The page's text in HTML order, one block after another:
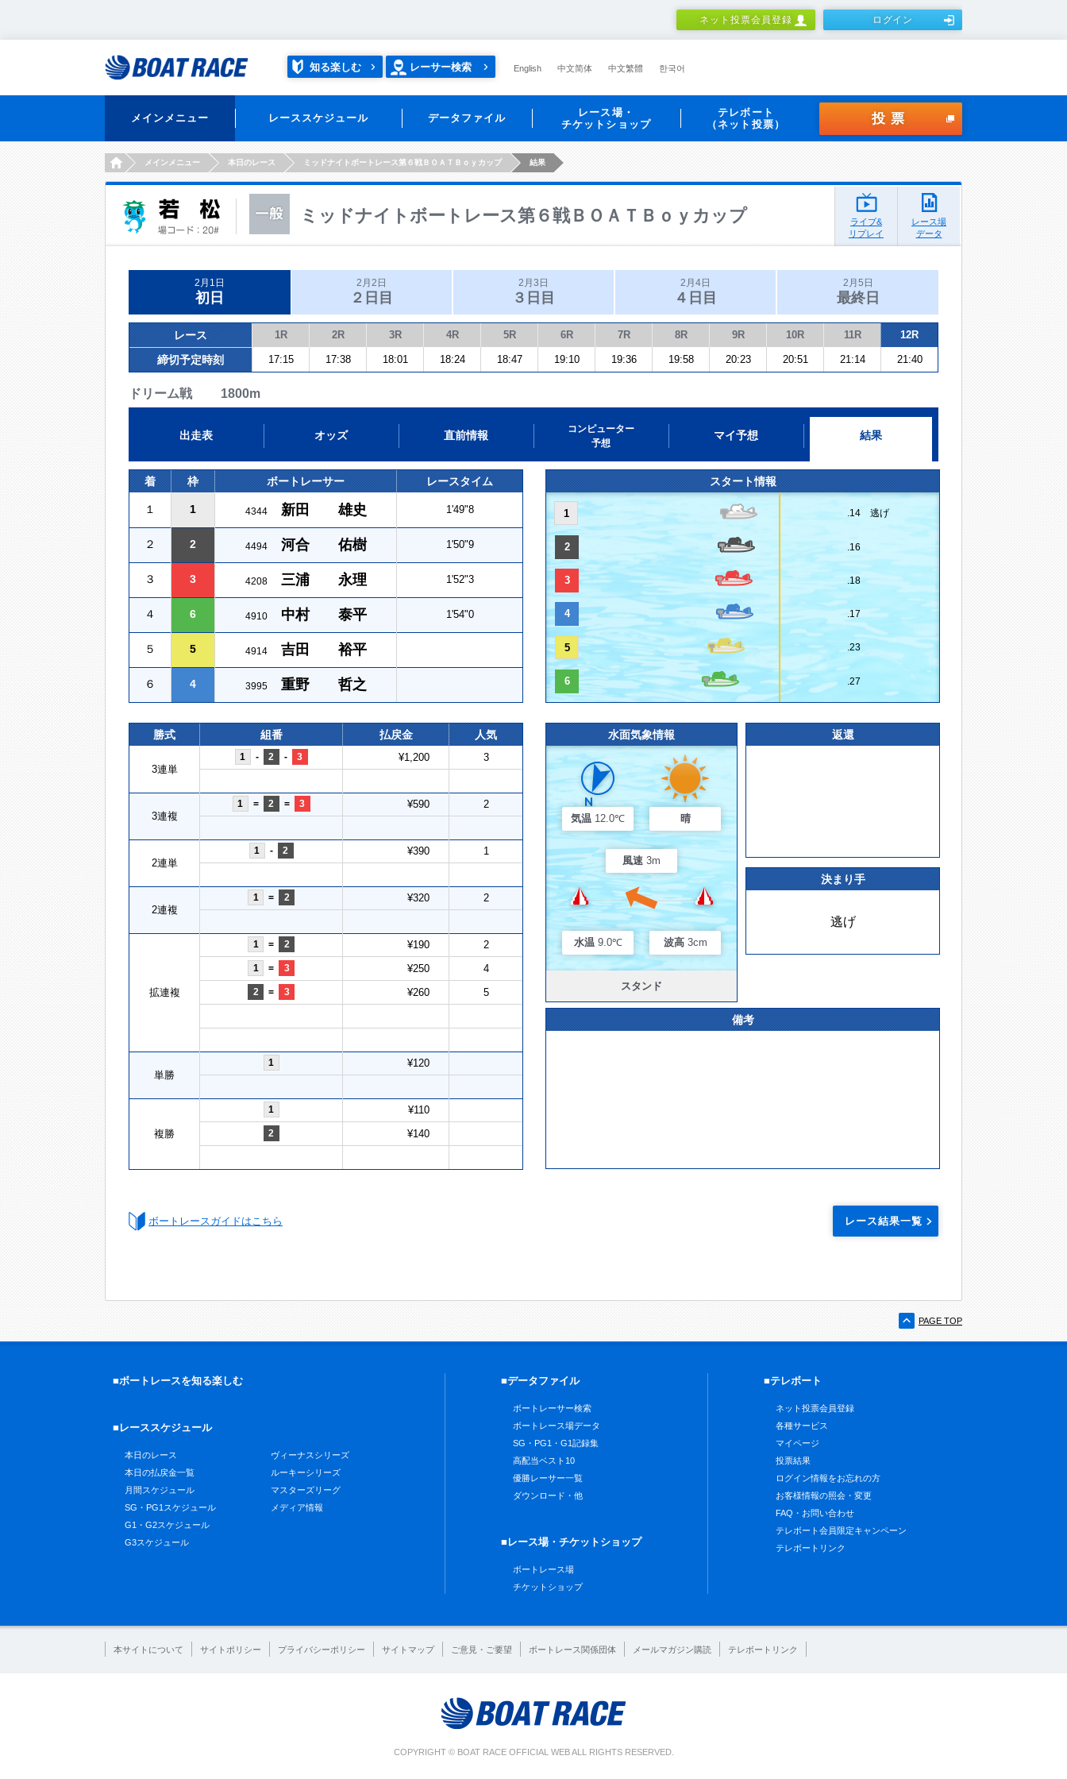
ネット投票会員登録 ログイン
知る楽しむ レーサー検索 English 中文简体 中文繁體 한국어
メインメニュー レーススケジュール データファイル
レース場・
チケットショップ
テレボート
（ネット投票）
投票
HOMEメインメニュー 本日のレース ミッドナイトボートレース第６戦ＢＯＡＴＢｏｙカップ 結果
ミッドナイトボートレース第６戦ＢＯＡＴＢｏｙカップ
ライブ&
リプレイ
レース場
データ
2月1日
初日
2月2日
２日目
2月3日
３日目
2月4日
４日目
2月5日
最終日
レース 1R 2R 3R 4R 5R 6R 7R 8R 9R 10R 11R 12R
締切予定時刻 17:15 17:38 18:01 18:24 18:47 19:10 19:36 19:58 20:23 20:51 21:14 21:40
ドリーム戦 1800m
出走表 オッズ 直前情報
コンピューター
予想
マイ予想 結果
着 枠 ボートレーサー レースタイム
１ 1 4344 新田 雄史 1'49"8
２ 2 4494 河合 佑樹 1'50"9
３ 3 4208 三浦 永理 1'52"3
４ 6 4910 中村 泰平 1'54"0
５ 5 4914 吉田 裕平
６ 4 3995 重野 哲之
スタート情報
1 .14 逃げ
2 .16
3 .18
4 .17
5 .23
6 .27
勝式 組番 払戻金 人気
3連単
1 - 2 - 3 ¥1,200 3
3連複
1 = 2 = 3 ¥590 2
2連単
1 - 2 ¥390 1
2連複
1 = 2 ¥320 2
拡連複
1 = 2 ¥190 2
1 = 3 ¥250 4
2 = 3 ¥260 5
単勝
1 ¥120
複勝
1 ¥110
2 ¥140
水面気象情報
気温 12.0℃ 晴
風速 3m
水温 9.0℃ 波高 3cm
スタンド
返還
決まり手
逃げ
備考
ボートレースガイドはこちら レース結果一覧
PAGE TOP
■ボートレースを知る楽しむ
■レーススケジュール
本日のレース
本日の払戻金一覧
月間スケジュール
SG・PG1スケジュール
G1・G2スケジュール
G3スケジュール
ヴィーナスシリーズ
ルーキーシリーズ
マスターズリーグ
メディア情報
■データファイル
ボートレーサー検索
ボートレース場データ
SG・PG1・G1記録集
高配当ベスト10
優勝レーサー一覧
ダウンロード・他
■レース場・チケットショップ
ボートレース場
チケットショップ
■テレボート
ネット投票会員登録
各種サービス
マイページ
投票結果
ログイン情報をお忘れの方
お客様情報の照会・変更
FAQ・お問い合わせ
テレボート会員限定キャンペーン
テレボートリンク
本サイトについて サイトポリシー プライバシーポリシー サイトマップ ご意見・ご要望 ボートレース関係団体 メールマガジン購読 テレボートリンク
COPYRIGHT © BOAT RACE OFFICIAL WEB ALL RIGHTS RESERVED.